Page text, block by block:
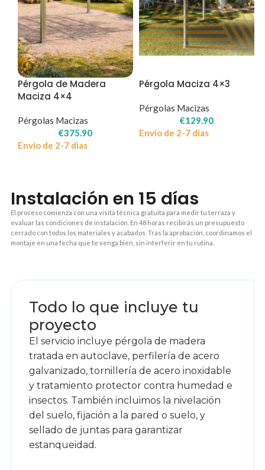
Pérgola de Madera
Maciza 4×4
Pérgolas Macizas
€375.90
Envio de 2-7 dias
Pérgola Maciza 4×3
Pérgolas Macizas
€129.90
Envio de 2-7 dias
Instalación en 15 días
El proceso comienza con una visita técnica gratuita para medir tu terraza y
evaluar las condiciones de instalación. En 48 horas recibirás un presupuesto
cerrado con todos los materiales y acabados. Tras la aprobación, coordinamos el
montaje en una fecha que te venga bien, sin interferir en tu rutina.
Todo lo que incluye tu
proyecto
El servicio incluye pérgola de madera
tratada en autoclave, perfilería de acero
galvanizado, tornillería de acero inoxidable
y tratamiento protector contra humedad e
insectos. También incluimos la nivelación
del suelo, fijación a la pared o suelo, y
sellado de juntas para garantizar
estanqueidad.